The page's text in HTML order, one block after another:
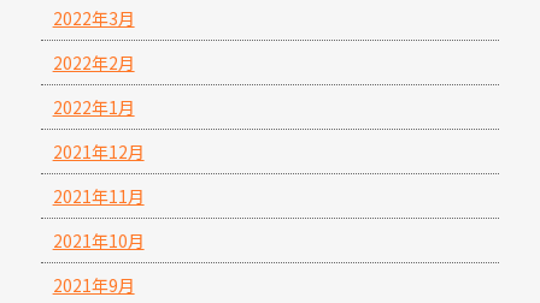
2022年3月
2022年2月
2022年1月
2021年12月
2021年11月
2021年10月
2021年9月